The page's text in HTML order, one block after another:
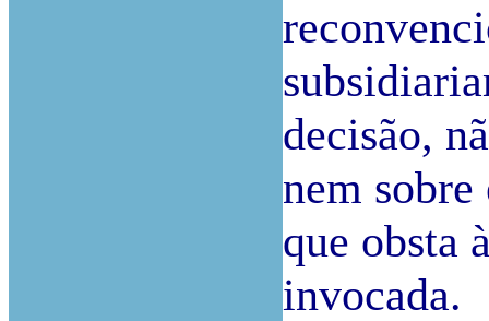
decisão,
nem
que obsta
invocada.